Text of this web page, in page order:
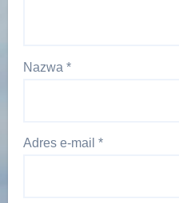
Nazwa *
Adres e-mail *